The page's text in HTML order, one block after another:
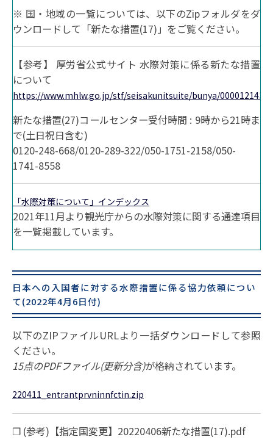
※ 国・地域の一覧については、以下のZipフォルダをダ
ウンロードして「新たな措置(17)」をご覧ください。
【参考】 厚労省公式サイト 水際対策に係る新たな措置
について
https://www.mhlw.go.jp/stf/seisakunitsuite/bunya/
新たな措置(27)コールセンター受付時間 : 9時から21時ま
で(土日祝日含む)
0120-248-668/0120-289-322/050-1751-2158/050-
1741-8558
「水際対策について」インデックス
2021年11月より観光庁からの水際対策に関する通達項目
を一覧掲載しています。
日本への入国者に対する水際措置に係る協力依頼につい
て(2022年4月6日付)
以下のZIPファイルURLより一括ダウンロードして参照
ください。
15点のPDFファイル(更新分含)が格納されています。
220411_entrantprvninnfctin.zip
❐ (参考)【指定国変更】20220406新たな措置(17).pdf